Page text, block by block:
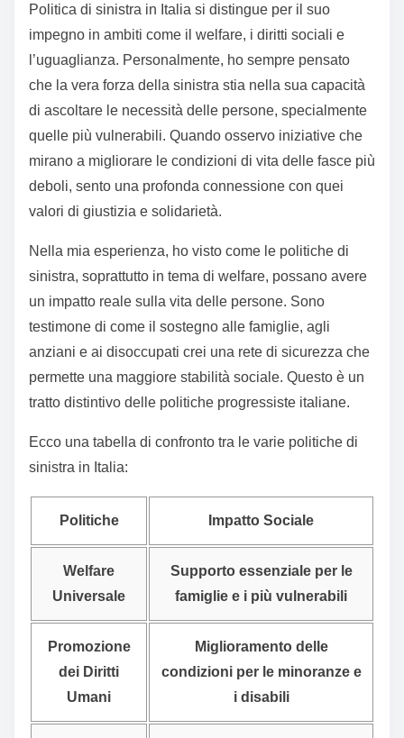
Politica di sinistra in Italia si distingue per il suo
impegno in ambiti come il welfare, i diritti sociali e
l’uguaglianza. Personalmente, ho sempre pensato
che la vera forza della sinistra stia nella sua capacità
di ascoltare le necessità delle persone, specialmente
quelle più vulnerabili. Quando osservo iniziative che
mirano a migliorare le condizioni di vita delle fasce più
deboli, sento una profonda connessione con quei
valori di giustizia e solidarietà.
Nella mia esperienza, ho visto come le politiche di
sinistra, soprattutto in tema di welfare, possano avere
un impatto reale sulla vita delle persone. Sono
testimone di come il sostegno alle famiglie, agli
anziani e ai disoccupati crei una rete di sicurezza che
permette una maggiore stabilità sociale. Questo è un
tratto distintivo delle politiche progressiste italiane.
Ecco una tabella di confronto tra le varie politiche di
sinistra in Italia:
Politiche Impatto Sociale
Welfare
Universale
Supporto essenziale per le
famiglie e i più vulnerabili
Promozione
dei Diritti
Umani
Miglioramento delle
condizioni per le minoranze e
i disabili